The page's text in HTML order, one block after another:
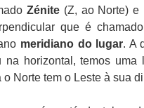
Zénite(Z, ao Norte) e
que é chamado
meridiano do lugar. A
na horizontal, temos
Norte tem o Leste à sua